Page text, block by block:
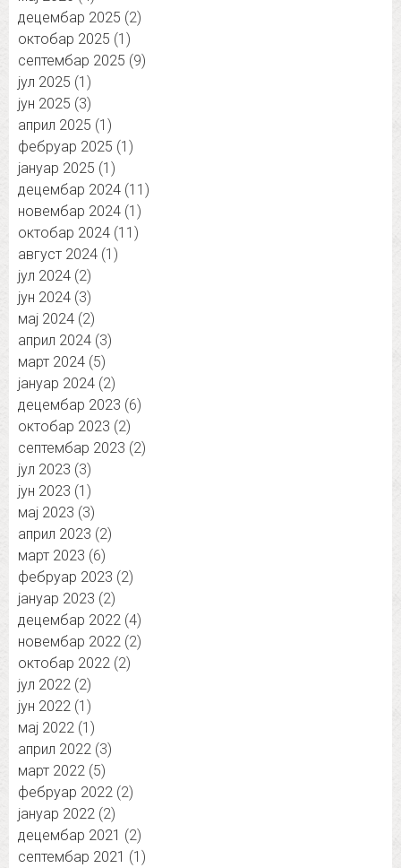
децембар 2025 (2)
октобар 2025 (1)
септембар 2025 (9)
јул 2025 (1)
јун 2025 (3)
април 2025 (1)
фебруар 2025 (1)
јануар 2025 (1)
децембар 2024 (11)
новембар 2024 (1)
октобар 2024 (11)
август 2024 (1)
јул 2024 (2)
јун 2024 (3)
мај 2024 (2)
април 2024 (3)
март 2024 (5)
јануар 2024 (2)
децембар 2023 (6)
октобар 2023 (2)
септембар 2023 (2)
јул 2023 (3)
јун 2023 (1)
мај 2023 (3)
април 2023 (2)
март 2023 (6)
фебруар 2023 (2)
јануар 2023 (2)
децембар 2022 (4)
новембар 2022 (2)
октобар 2022 (2)
јул 2022 (2)
јун 2022 (1)
мај 2022 (1)
април 2022 (3)
март 2022 (5)
фебруар 2022 (2)
јануар 2022 (2)
децембар 2021 (2)
септембар 2021 (1)